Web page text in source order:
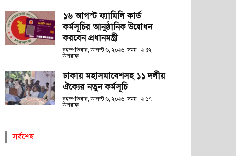
১৬ আগস্ট ফ্যামিলি কার্ড
কর্মসূচির আনুষ্ঠানিক উদ্বোধন
করবেন প্রধানমন্ত্রী
বৃহস্পতিবার, আগস্ট ৬, ২০২৬; সময় : ২:৫২
অপরাহ্ণ
ঢাকায় মহাসমাবেশসহ ১১ দলীয়
ঐক্যের নতুন কর্মসূচি
বৃহস্পতিবার, আগস্ট ৬, ২০২৬; সময় : ২:১৭
অপরাহ্ণ
সর্বশেষ